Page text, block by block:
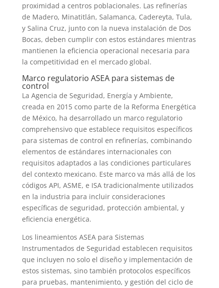
proximidad a centros poblacionales. Las refinerías
de Madero, Minatitlán, Salamanca, Cadereyta, Tula,
y Salina Cruz, junto con la nueva instalación de Dos
Bocas, deben cumplir con estos estándares mientras
mantienen la eficiencia operacional necesaria para
la competitividad en el mercado global.
Marco regulatorio ASEA para sistemas de
control
La Agencia de Seguridad, Energía y Ambiente,
creada en 2015 como parte de la Reforma Energética
de México, ha desarrollado un marco regulatorio
comprehensivo que establece requisitos específicos
para sistemas de control en refinerías, combinando
elementos de estándares internacionales con
requisitos adaptados a las condiciones particulares
del contexto mexicano. Este marco va más allá de los
códigos API, ASME, e ISA tradicionalmente utilizados
en la industria para incluir consideraciones
específicas de seguridad, protección ambiental, y
eficiencia energética.
Los lineamientos ASEA para Sistemas
Instrumentados de Seguridad establecen requisitos
que incluyen no solo el diseño y implementación de
estos sistemas, sino también protocolos específicos
para pruebas, mantenimiento, y gestión del ciclo de